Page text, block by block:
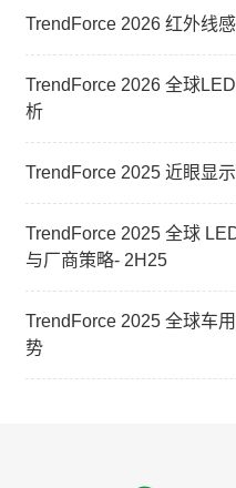
TrendForce 2026 红外线
TrendForce 2026 全球
析
TrendForce 2025 近眼显
TrendForce 2025 全球
与厂商策略- 2H25
TrendForce 2025 全球车
势